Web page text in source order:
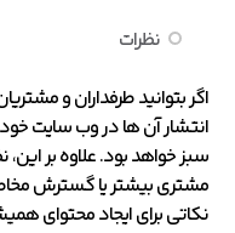
نظرات
اگر بتوانید طرفداران و
انتشار آن ها در وب سایت
سبز خواهد بود. علاوه بر
مشتری بیشتر یا گسترش
نکاتی برای ایجاد محتوای